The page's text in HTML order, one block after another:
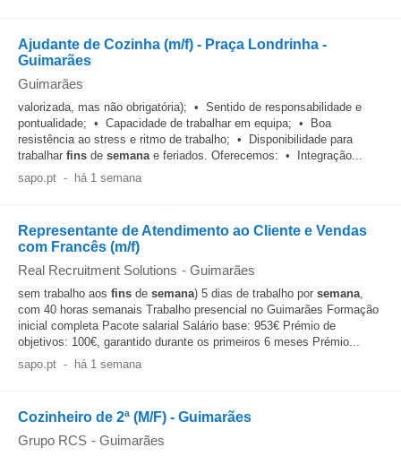
Ajudante de Cozinha (m/f) - Praça Londrinha -
Guimarães
Guimarães
valorizada, mas não obrigatória); • Sentido de responsabilidade e
pontualidade; • Capacidade de trabalhar em equipa; • Boa
resistência ao stress e ritmo de trabalho; • Disponibilidade para
trabalhar fins de semanae feriados. Oferecemos: • Integração...
sapo.pt - há 1 semana
Representante de Atendimento ao Cliente e Vendas
com Francês (m/f)
Real Recruitment Solutions - Guimarães
sem trabalho aos fins de semana) 5 dias de trabalho por semana,
com 40 horas semanais Trabalho presencial no Guimarães Formação
inicial completa Pacote salarial Salário base: 953€ Prémio de
objetivos: 100€, garantido durante os primeiros 6 meses Prémio...
sapo.pt - há 1 semana
Cozinheiro de 2ª (M/F) - Guimarães
Grupo RCS - Guimarães